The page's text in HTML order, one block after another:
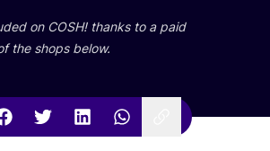
on COSH! than­ks to a paid
the shops below.